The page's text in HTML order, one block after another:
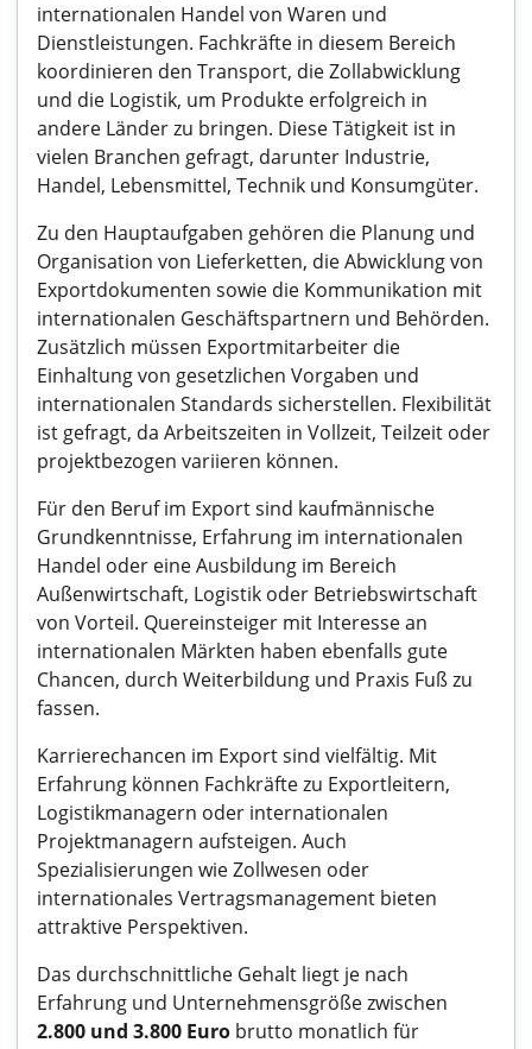
internationalen Handel von Waren und
Dienstleistungen. Fachkräfte in diesem Bereich
koordinieren den Transport, die Zollabwicklung
und die Logistik, um Produkte erfolgreich in
andere Länder zu bringen. Diese Tätigkeit ist in
vielen Branchen gefragt, darunter Industrie,
Handel, Lebensmittel, Technik und Konsumgüter.
Zu den Hauptaufgaben gehören die Planung und
Organisation von Lieferketten, die Abwicklung von
Exportdokumenten sowie die Kommunikation mit
internationalen Geschäftspartnern und Behörden.
Zusätzlich müssen Exportmitarbeiter die
Einhaltung von gesetzlichen Vorgaben und
internationalen Standards sicherstellen. Flexibilität
ist gefragt, da Arbeitszeiten in Vollzeit, Teilzeit oder
projektbezogen variieren können.
Für den Beruf im Export sind kaufmännische
Grundkenntnisse, Erfahrung im internationalen
Handel oder eine Ausbildung im Bereich
Außenwirtschaft, Logistik oder Betriebswirtschaft
von Vorteil. Quereinsteiger mit Interesse an
internationalen Märkten haben ebenfalls gute
Chancen, durch Weiterbildung und Praxis Fuß zu
fassen.
Karrierechancen im Export sind vielfältig. Mit
Erfahrung können Fachkräfte zu Exportleitern,
Logistikmanagern oder internationalen
Projektmanagern aufsteigen. Auch
Spezialisierungen wie Zollwesen oder
internationales Vertragsmanagement bieten
attraktive Perspektiven.
Das durchschnittliche Gehalt liegt je nach
Erfahrung und Unternehmensgröße zwischen
2.800 und 3.800 Euro brutto monatlich für